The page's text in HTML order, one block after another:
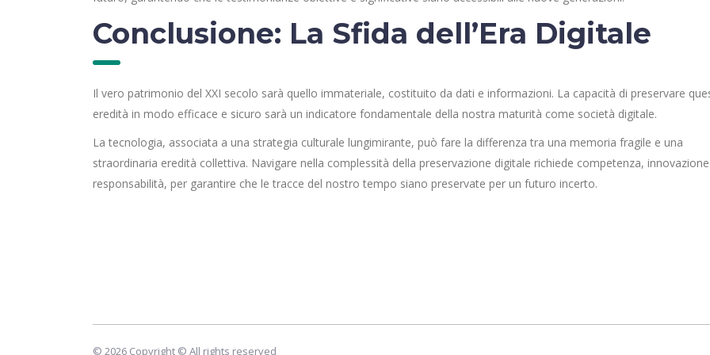
Conclusione: La Sfida dell’Era Digitale
Il vero patrimonio del XXI secolo sarà quello immateriale, costituito da dati e informazioni. La capacità di preservare
eredità in modo efficace e sicuro sarà un indicatore fondamentale della nostra maturità come società digitale.
La tecnologia, associata a una strategia culturale lungimirante, può fare la differenza tra una memoria fragile e una
straordinaria eredità collettiva. Navigare nella complessità della preservazione digitale richiede competenza,
responsabilità, per garantire che le tracce del nostro tempo siano preservate per un futuro incerto.
© 2026 Copyright © All rights reserved